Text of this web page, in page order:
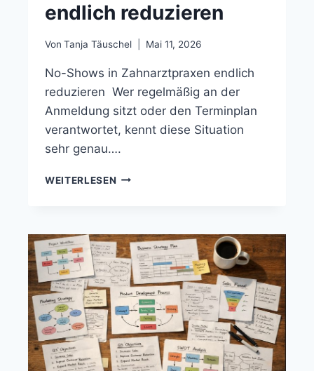
endlich reduzieren
Von Tanja Täuschel Mai 11, 2026
No-Shows in Zahnarztpraxen endlich
reduzieren Wer regelmäßig an der
Anmeldung sitzt oder den Terminplan
verantwortet, kennt diese Situation
sehr genau….
WEITERLESEN